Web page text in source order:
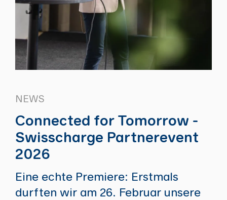
NEWS
Connected for Tomorrow -
Swisscharge Partnerevent
2026
Eine echte Premiere: Erstmals
durften wir am 26. Februar unsere